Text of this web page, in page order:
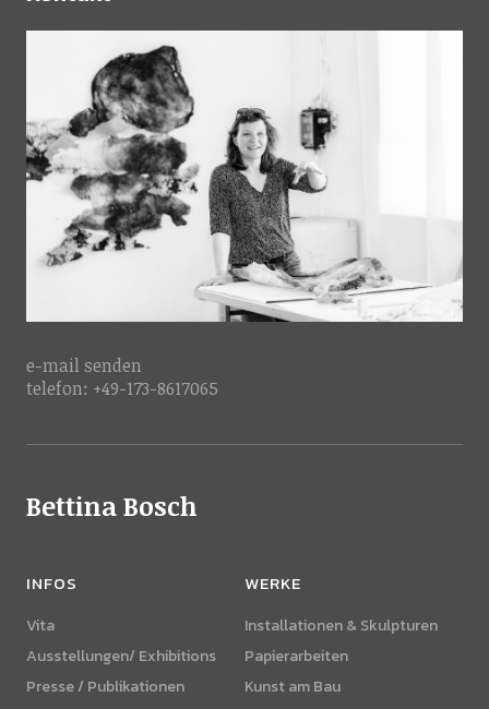
e-mail senden
telefon: +49-173-8617065
Bettina Bosch
INFOS
Vita
Ausstellungen/ Exhibitions
Presse / Publikationen
WERKE
Installationen & Skulpturen
Papierarbeiten
Kunst am Bau